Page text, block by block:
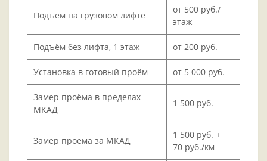
Подъём на грузовом лифте
от 500 руб./
этаж
Подъём без лифта, 1 этаж от 200 руб.
Установка в готовый проём от 5 000 руб.
Замер проёма в пределах
МКАД
1 500 руб.
Замер проёма за МКАД
1 500 руб. +
70 руб./км